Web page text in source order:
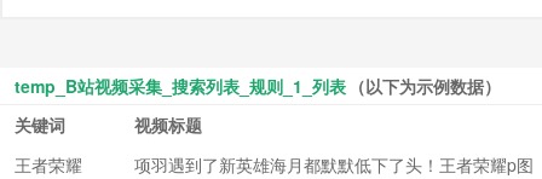
temp_B站视频采集_搜索列表_规则_1_列表 （以下为示例数据）
关键词
视频标题
王者荣耀
项羽遇到了新英雄海月都默默低下了头！王者荣耀p图